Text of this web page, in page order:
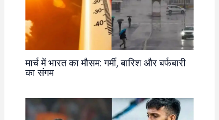
मार्च में भारत का मौसम: गर्मी, बारिश और बर्फबारी
का संगम